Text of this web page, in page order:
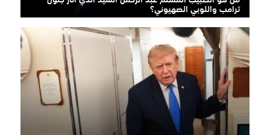
ترامب واللوبي الصهيوني؟